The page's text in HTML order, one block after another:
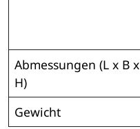
Abmessungen (L x B x
H)
Gewicht